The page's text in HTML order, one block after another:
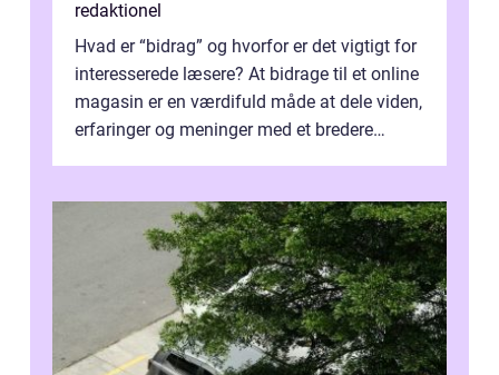
redaktionel
Hvad er “bidrag” og hvorfor er det vigtigt for
interesserede læsere? At bidrage til et online
magasin er en værdifuld måde at dele viden,
erfaringer og meninger med et bredere